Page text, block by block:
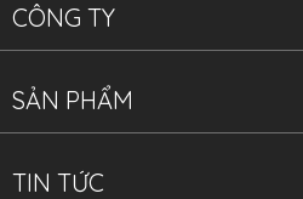
CÔNG TY
SẢN PHẨM
TIN TỨC